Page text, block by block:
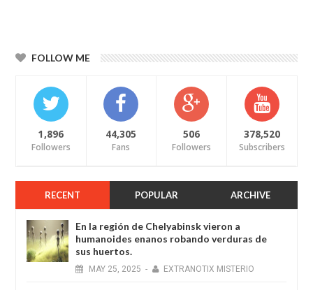
FOLLOW ME
1,896
Followers
44,305
Fans
506
Followers
378,520
Subscribers
RECENT POPULAR ARCHIVE
En la región de Chelyabinsk vieron a
humanoides enanos robando verduras de
sus huertos.
MAY 25, 2025 - EXTRANOTIX MISTERIO